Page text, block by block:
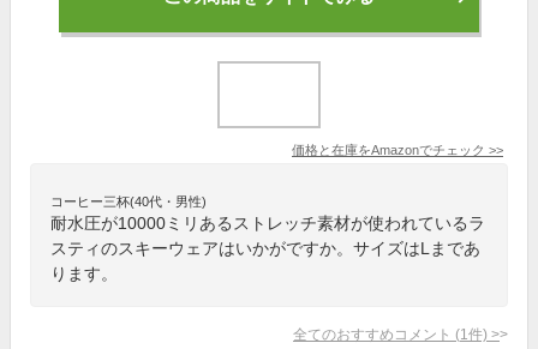
価格と在庫をAmazonでチェック >>
コーヒー三杯(40代・男性)
耐水圧が10000ミリあるストレッチ素材が使われているラ
スティのスキーウェアはいかがですか。サイズはLまであ
ります。
全てのおすすめコメント (1 件) >